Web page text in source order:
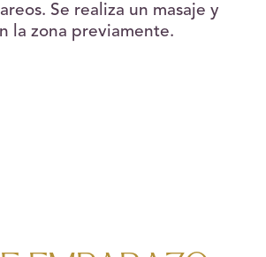
Se realiza un masaje y
la zona previamente.